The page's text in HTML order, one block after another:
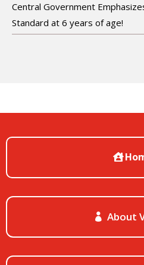
Central Government
Standard at 6 years of age!
About